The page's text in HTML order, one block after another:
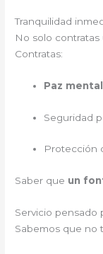
Tranquilidad
No solo contratas
Contratas:
Paz mental
Seguridad
Protección
Saber que un
Servicio pensado
Sabemos que no